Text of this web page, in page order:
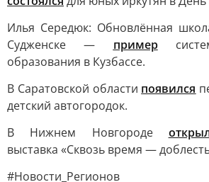
Илья Середюк: Обновлённая
Судженске — пример
образования в Кузбассе.
В Саратовской области появился
детский автогородок.
В Нижнем Новгороде
выставка «Сквозь время —
#Новости_Регионов